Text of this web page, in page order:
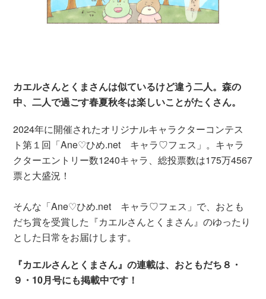
カエルさんとくまさんは似ているけど違う二人。森の
中、二人で過ごす春夏秋冬は楽しいことがたくさん。
2024年に開催されたオリジナルキャラクターコンテス
ト第１回「Ane♡ひめ.net キャラ♡フェス」。キャラ
クターエントリー数1240キャラ、総投票数は175万4567
票と大盛況！
そんな「Ane♡ひめ.net キャラ♡フェス」で、おとも
だち賞を受賞した『カエルさんとくまさん』のゆったり
とした日常をお届けします。
『カエルさんとくまさん』の連載は、おともだち８・
９・10月号にも掲載中です！